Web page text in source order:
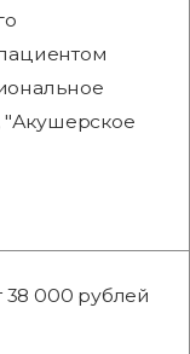
"Акушерское
38 000 рублей